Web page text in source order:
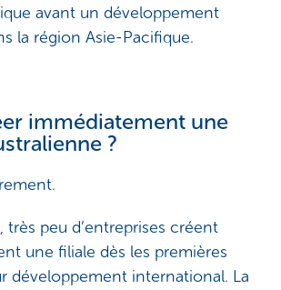
avant un développement
la région Asie-Pacifique.
immédiatement une
?
très peu d’entreprises créent
une filiale dès les premières
développement international. La